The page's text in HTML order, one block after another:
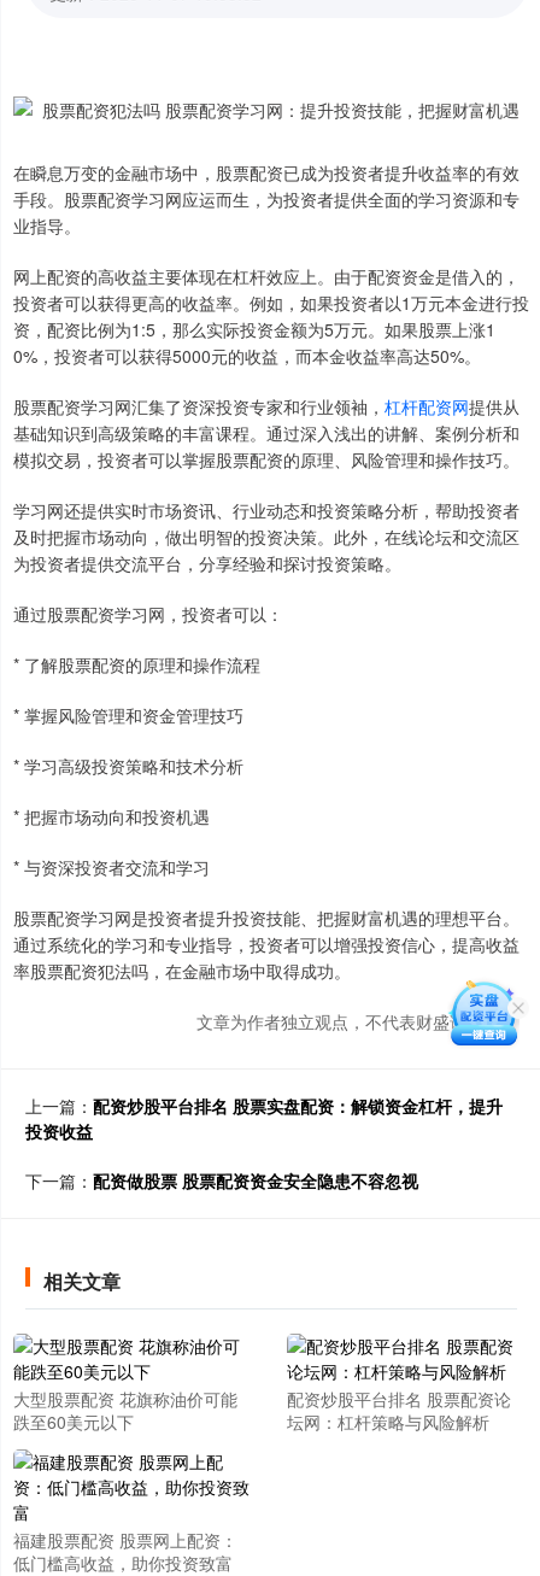
在瞬息万变的金融市场中，股票配资已成为投资者提升收益率的有效
手段。股票配资学习网应运而生，为投资者提供全面的学习资源和专
业指导。
网上配资的高收益主要体现在杠杆效应上。由于配资资金是借入的，
投资者可以获得更高的收益率。例如，如果投资者以1万元本金进行投
资，配资比例为1:5，那么实际投资金额为5万元。如果股票上涨1
0%，投资者可以获得5000元的收益，而本金收益率高达50%。
股票配资学习网汇集了资深投资专家和行业领袖， 杠杆配资网提供从
基础知识到高级策略的丰富课程。通过深入浅出的讲解、案例分析和
模拟交易，投资者可以掌握股票配资的原理、风险管理和操作技巧。
学习网还提供实时市场资讯、行业动态和投资策略分析，帮助投资者
及时把握市场动向，做出明智的投资决策。此外，在线论坛和交流区
为投资者提供交流平台，分享经验和探讨投资策略。
通过股票配资学习网，投资者可以：
* 了解股票配资的原理和操作流程
* 掌握风险管理和资金管理技巧
* 学习高级投资策略和技术分析
* 把握市场动向和投资机遇
* 与资深投资者交流和学习
股票配资学习网是投资者提升投资技能、把握财富机遇的理想平台。
通过系统化的学习和专业指导，投资者可以增强投资信心，提高收益
率股票配资犯法吗，在金融市场中取得成功。
文章为作者独立观点，不代表财盛证券观点
上一篇： 配资炒股平台排名 股票实盘配资：解锁资金杠杆，提升
投资收益
下一篇： 配资做股票 股票配资资金安全隐患不容忽视
相关文章
大型股票配资 花旗称油价可能
跌至60美元以下
配资炒股平台排名 股票配资论
坛网：杠杆策略与风险解析
福建股票配资 股票网上配资：
低门槛高收益，助你投资致富